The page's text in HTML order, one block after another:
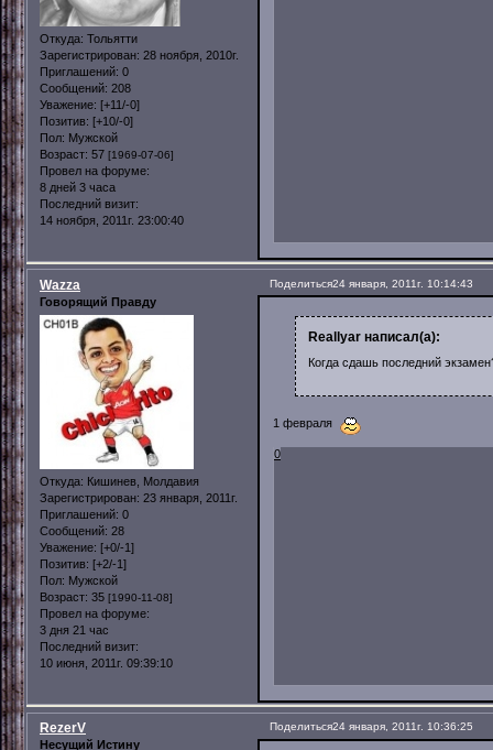
Откуда: Тольятти
Зарегистрирован: 28 ноября, 2010г.
Приглашений: 0
Сообщений: 208
Уважение: [+11/-0]
Позитив: [+10/-0]
Пол: Мужской
Возраст: 57 [1969-07-06]
Провел на форуме:
8 дней 3 часа
Последний визит:
14 ноября, 2011г. 23:00:40
Поделиться24 января, 2011г. 10:14:43
Wazza
Говорящий Правду
Откуда: Кишинев, Молдавия
Зарегистрирован: 23 января, 2011г.
Приглашений: 0
Сообщений: 28
Уважение: [+0/-1]
Позитив: [+2/-1]
Пол: Мужской
Возраст: 35 [1990-11-08]
Провел на форуме:
3 дня 21 час
Последний визит:
10 июня, 2011г. 09:39:10
Reallyar написал(а):
Когда сдашь последний
1 февраля
0
Поделиться24 января, 2011г. 10:36:25
RezerV
Несущий Истину